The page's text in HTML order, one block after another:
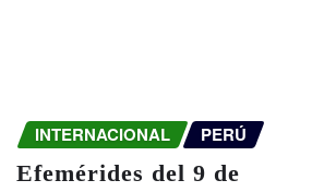
INTERNACIONAL PERÚ
Efemérides del 9 de